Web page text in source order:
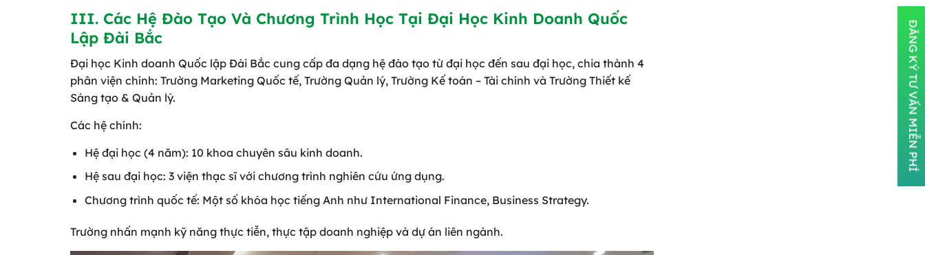
III. Các Hệ Đào Tạo Và Chương Trình Học Tại Đại Học Kinh Doanh Quốc
Lập Đài Bắc
Đại học Kinh doanh Quốc lập Đài Bắc cung cấp đa dạng hệ đào tạo từ đại học đến sau đại học, chia thành 4
phân viện chính: Trường Marketing Quốc tế, Trường Quản lý, Trường Kế toán – Tài chính và Trường Thiết kế
Sáng tạo & Quản lý.
Các hệ chính:
Hệ đại học (4 năm): 10 khoa chuyên sâu kinh doanh.
Hệ sau đại học: 3 viện thạc sĩ với chương trình nghiên cứu ứng dụng.
Chương trình quốc tế: Một số khóa học tiếng Anh như International Finance, Business Strategy.
Trường nhấn mạnh kỹ năng thực tiễn, thực tập doanh nghiệp và dự án liên ngành.
ĐĂNG KÝ TƯ VẤN MIỄN PHÍ